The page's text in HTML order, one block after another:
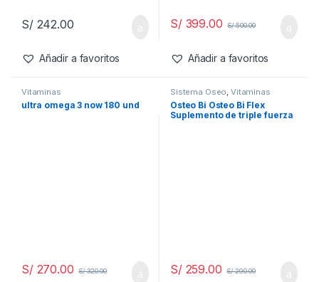
S/242.00
Añadir a favoritos
S/399.00 S/500.00
Añadir a favoritos
Vitaminasㅤ
ultra omega 3 now 180 und
S/270.00 S/320.00
Sistema Oseo,Vitaminasㅤ
Osteo Bi Osteo Bi Flex
Suplemento de triple fuerza
S/259.00 S/290.00